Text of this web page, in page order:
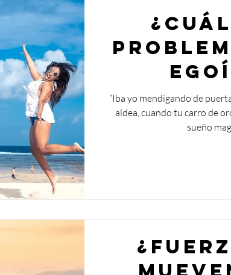
“Iba yo mendigando de
aldea, cuando tu carro de
sueño